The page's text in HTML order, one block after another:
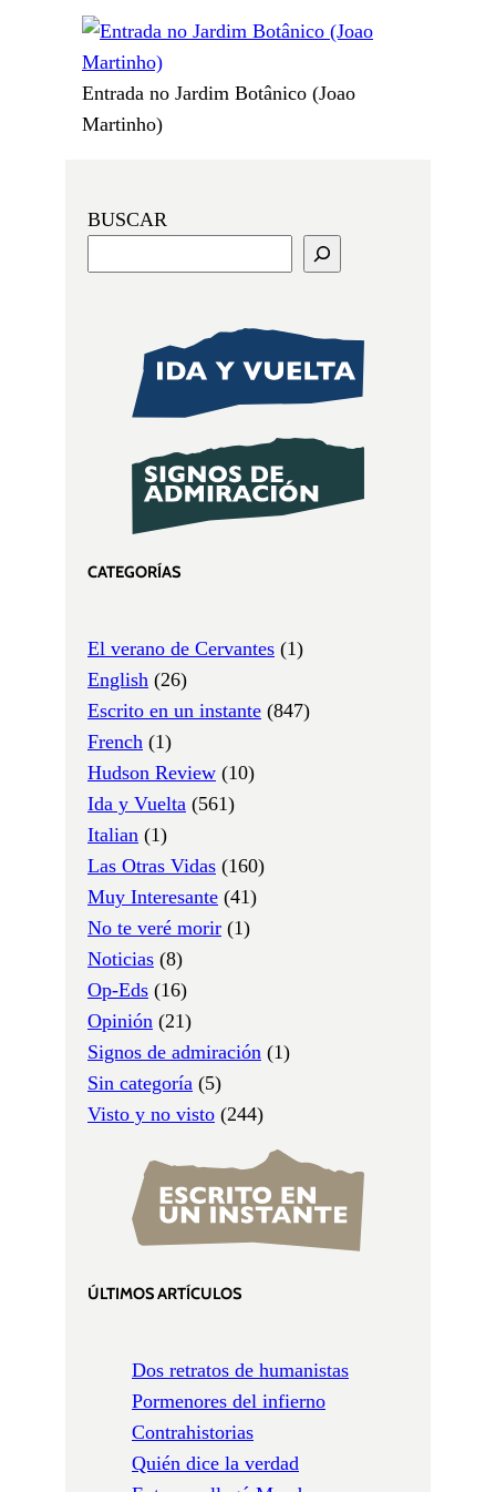
Entrada no Jardim Botânico (Joao
Martinho)
BUSCAR
CATEGORÍAS
El verano de Cervantes (1)
English (26)
Escrito en un instante (847)
French (1)
Hudson Review (10)
Ida y Vuelta (561)
Italian (1)
Las Otras Vidas (160)
Muy Interesante (41)
No te veré morir (1)
Noticias (8)
Op-Eds (16)
Opinión (21)
Signos de admiración (1)
Sin categoría (5)
Visto y no visto (244)
ÚLTIMOS ARTÍCULOS
Dos retratos de humanistas
Pormenores del infierno
Contrahistorias
Quién dice la verdad